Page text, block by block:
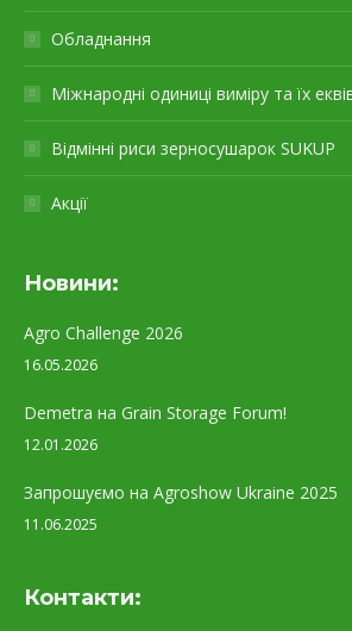
Обладнання
Міжнародні одиниці виміру та їх
Відмінні риси зерносушарок SUKUP
Акції
Новини:
Agro Challenge 2026
16.05.2026
Demetra на Grain Storage Forum!
12.01.2026
Запрошуємо на Agroshow Ukraine 2025
11.06.2025
Контакти: